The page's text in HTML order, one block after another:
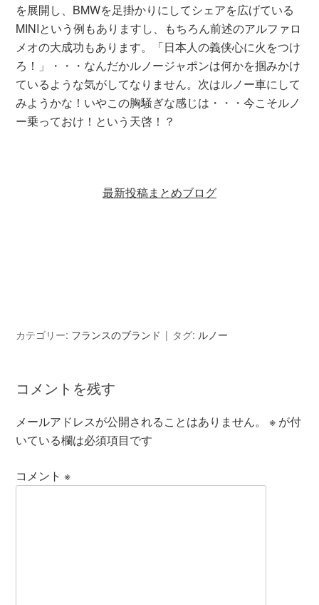
を展開し、BMWを足掛かりにしてシェアを広げている
MINIという例もありますし、もちろん前述のアルファロ
メオの大成功もあります。「日本人の義侠心に火をつけ
ろ！」・・・なんだかルノージャポンは何かを掴みかけ
ているような気がしてなりません。次はルノー車にして
みようかな！いやこの胸騒ぎな感じは・・・今こそルノ
ー乗っておけ！という天啓！？
最新投稿まとめブログ
カテゴリー: フランスのブランド タグ: ルノー
コメントを残す
メールアドレスが公開されることはありません。 ※ が付
いている欄は必須項目です
コメント※